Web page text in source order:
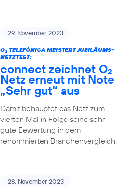
29. November 2023
O2TELEFÓNICA MEISTERT JUBILÄUMS-
NETZTEST:
connect zeichnet O2
Netz erneut mit Note
„Sehr gut“ aus
Damit behauptet das Netz zum
vierten Mal in Folge seine sehr
gute Bewertung in dem
renommierten Branchenvergleich.
28. November 2023